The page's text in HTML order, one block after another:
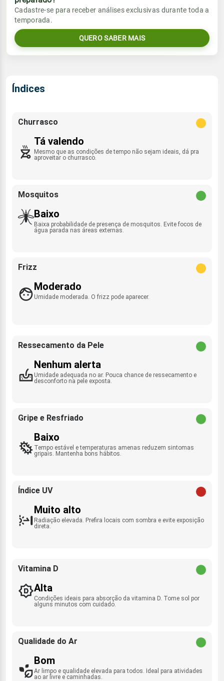
Umidade do ar
58%92%
Rajada de vento
Sol
05:32h às 17:24h
Lua
Chuva
0.0mm
Umidade do ar
Vento
SE - 12km/h
Rajada de vento
Sol
Cadastre-se para receber análises exclusivas durante toda a
temporada.
QUERO SABER MAIS
Índices
Churrasco
Tá valendo
Mesmo que as condições de tempo não sejam ideais, dá pra
aproveitar o churrasco.
Mosquitos
Baixo
Baixa probabilidade de presença de mosquitos. Evite focos de
água parada nas áreas externas.
Frizz
Moderado
Umidade moderada. O frizz pode aparecer.
Ressecamento da Pele
Nenhum alerta
Umidade adequada no ar. Pouca chance de ressecamento e
desconforto na pele exposta.
Gripe e Resfriado
Baixo
Tempo estável e temperaturas amenas reduzem sintomas
gripais. Mantenha bons hábitos.
Índice UV
Muito alto
Radiação elevada. Prefira locais com sombra e evite exposição
direta.
Vitamina D
Alta
Condições ideais para absorção da vitamina D. Tome sol por
alguns minutos com cuidado.
Qualidade do Ar
Bom
Ar limpo e qualidade elevada para todos. Ideal para atividades
ao ar livre e caminhadas.